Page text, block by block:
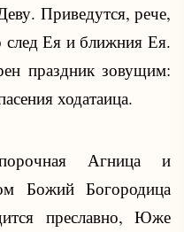
Приведутся, рече,
след Ея и ближния Ея.
праздник зовущим:
ходатаица.
Агница и
Божий Богородица
преславно, Юже